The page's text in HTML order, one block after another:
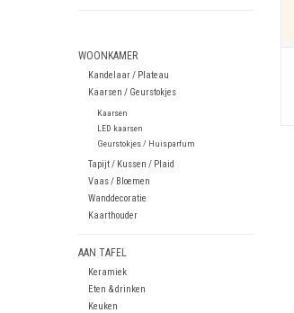
WOONKAMER
Kandelaar / Plateau
Kaarsen / Geurstokjes
Kaarsen
LED kaarsen
Geurstokjes / Huisparfum
Tapijt / Kussen / Plaid
Vaas / Bloemen
Wanddecoratie
Kaarthouder
AAN TAFEL
Keramiek
Eten & drinken
Keuken